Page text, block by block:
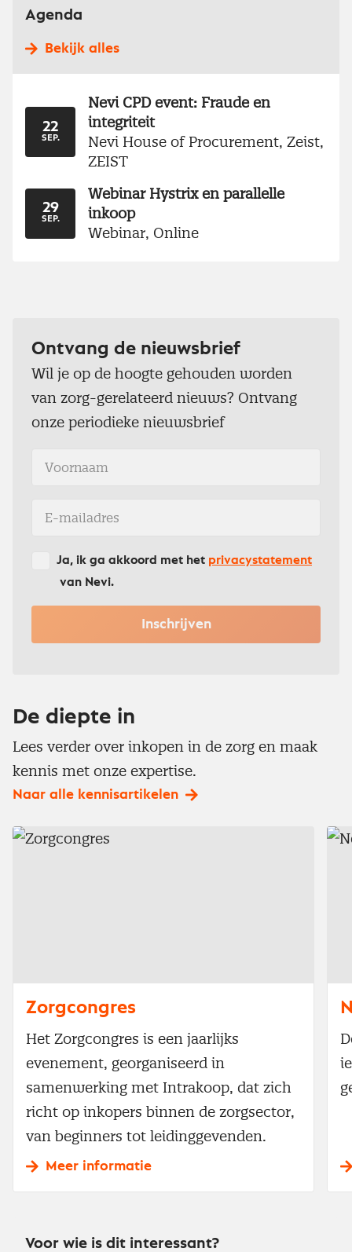
Agenda
Bekijk alles
22
SEP.
Nevi CPD event: Fraude en
integriteit
Nevi House of Procurement, Zeist,
ZEIST
29
SEP.
Webinar Hystrix en parallelle
inkoop
Webinar, Online
Ontvang de nieuwsbrief
Wil je op de hoogte gehouden worden
van zorg-gerelateerd nieuws? Ontvang
onze periodieke nieuwsbrief
Ja, ik ga akkoord met het privacystatement
van Nevi.
Inschrijven
De diepte in
Lees verder over inkopen in de zorg en maak
kennis met onze expertise.
Naar alle kennisartikelen
Zorgcongres
Het Zorgcongres is een jaarlijks
evenement, georganiseerd in
samenwerking met Intrakoop, dat zich
richt op inkopers binnen de zorgsector,
van beginners tot leidinggevenden.
Meer informatie
Voor wie is dit interessant?